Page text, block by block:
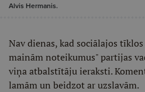
Alvis Hermanis.
Nav dienas, kad sociālajos
mainām noteikumus" partijas
viņa atbalstītāju ieraksti.
lamām un beidzot ar uzslavām.